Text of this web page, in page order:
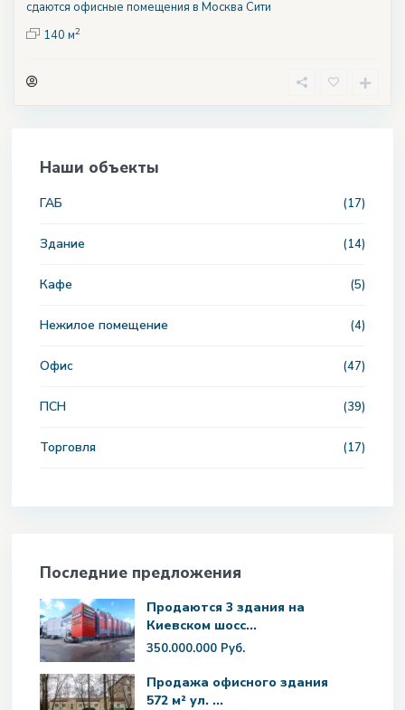
сдаются офисные помещения в Москва Сити
140 м2
Наши объекты
ГАБ (17)
Здание (14)
Кафе (5)
Нежилое помещение (4)
Офис (47)
ПСН (39)
Торговля (17)
Последние предложения
Продаются 3 здания на
Киевском шосс...
350.000.000 Руб.
Продажа офисного здания
572 м² ул. ...